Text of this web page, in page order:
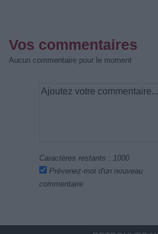
Vos commentaires
Aucun commentaire pour le moment
Caractères restants : 1000
Prévenez-moi d'un nouveau
commentaire